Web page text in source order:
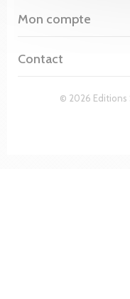
© 2026 Editions
Mon compte
Contact